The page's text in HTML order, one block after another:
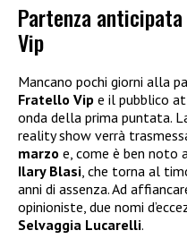
Partenza
Vip
Mancano pochi giorni alla
Fratello Vip e il pubblico
onda della prima puntata.
reality show verrà
marzo e, come è ben noto
Ilary Blasi, che torna al
anni di assenza. Ad
opinioniste, due nomi
Selvaggia Lucarelli.